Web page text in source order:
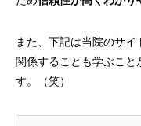
また、下記は当院のサ
関係することも学ぶこ
す。（笑）